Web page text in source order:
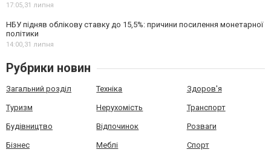
17:05,31 липня
НБУ підняв облікову ставку до 15,5%: причини посилення монетарної
політики
14:00,31 липня
Рубрики новин
Загальний розділ Техніка Здоров'я
Туризм Нерухомість Транспорт
Будівництво Відпочинок Розваги
Бізнес Меблі Спорт